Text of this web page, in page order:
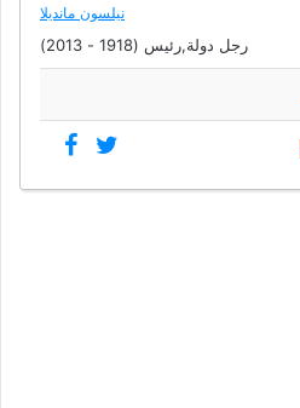
نيلسون مانديلا
رجل دولة,رئيس (1918 - 2013)